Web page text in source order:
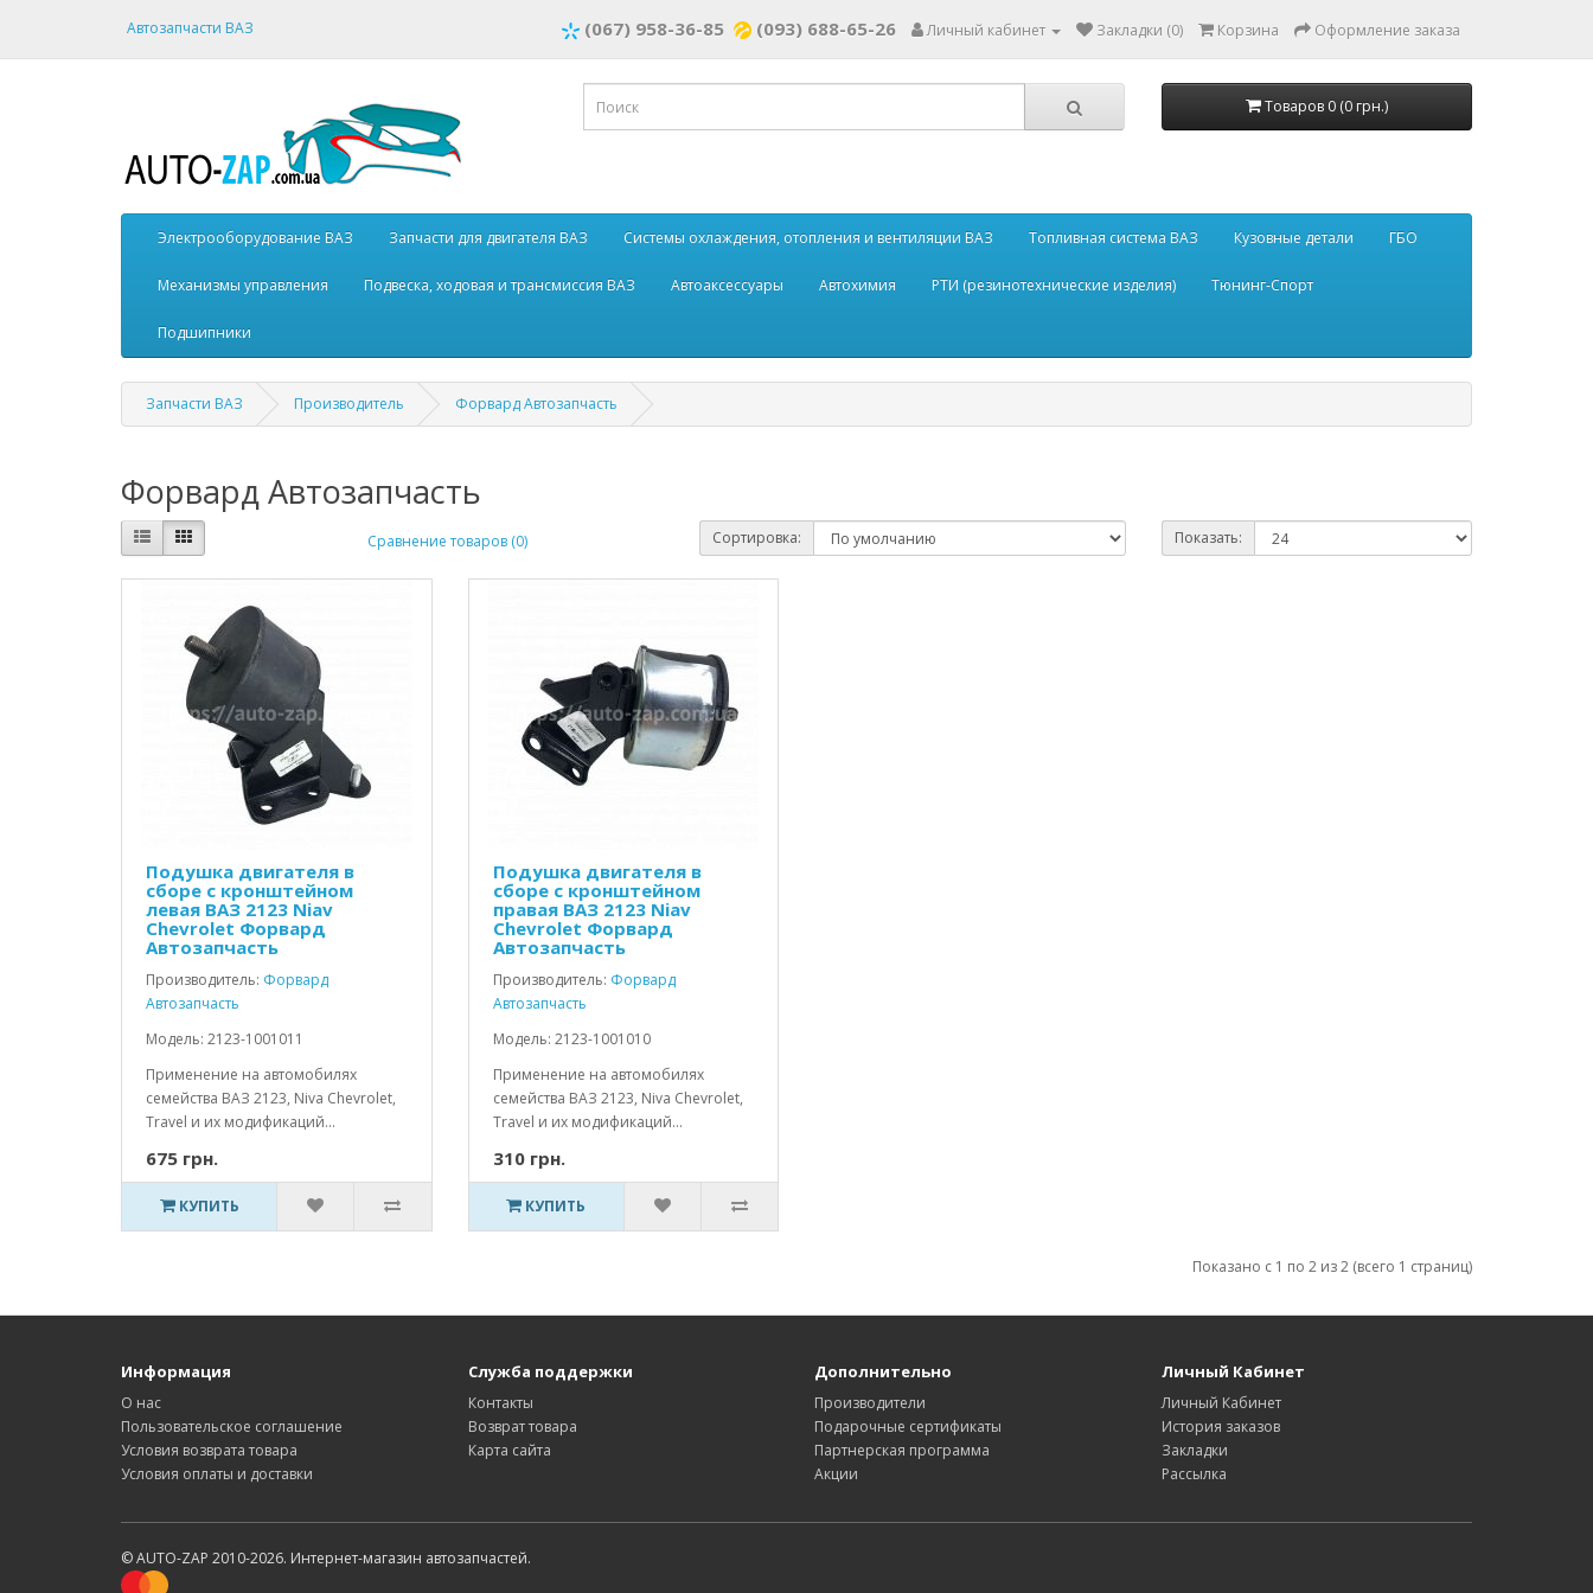
Автозапчасти ВАЗ (067) 958-36-85 (093) 688-65-26 Личный кабинет Закладки (0) Корзина Оформление заказа
Товаров 0 (0 грн.)
Электрооборудование ВАЗ Запчасти для двигателя ВАЗ Системы охлаждения, отопления и вентиляции ВАЗ Топливная система ВАЗ Кузовные детали ГБО
Механизмы управления Подвеска, ходовая и трансмиссия ВАЗ Автоаксессуары Автохимия РТИ (резинотехнические изделия) Тюнинг-Спорт
Подшипники
Запчасти ВАЗ Производитель Форвард Автозапчасть
Форвард Автозапчасть
Сравнение товаров (0) Сортировка: Показать:
Подушка двигателя в
сборе с кронштейном
левая ВАЗ 2123 Niav
Chevrolet Форвард
Автозапчасть
Производитель: Форвард
Автозапчасть
Модель: 2123-1001011
Применение на автомобилях
семейства ВАЗ 2123, Niva Chevrolet,
Travel и их модификаций...
675 грн.
КУПИТЬ
Подушка двигателя в
сборе с кронштейном
правая ВАЗ 2123 Niav
Chevrolet Форвард
Автозапчасть
Производитель: Форвард
Автозапчасть
Модель: 2123-1001010
Применение на автомобилях
семейства ВАЗ 2123, Niva Chevrolet,
Travel и их модификаций...
310 грн.
КУПИТЬ
Показано с 1 по 2 из 2 (всего 1 страниц)
Информация
О нас
Пользовательское соглашение
Условия возврата товара
Условия оплаты и доставки
Служба поддержки
Контакты
Возврат товара
Карта сайта
Дополнительно
Производители
Подарочные сертификаты
Партнерская программа
Акции
Личный Кабинет
Личный Кабинет
История заказов
Закладки
Рассылка
© AUTO-ZAP 2010-2026. Интернет-магазин автозапчастей.